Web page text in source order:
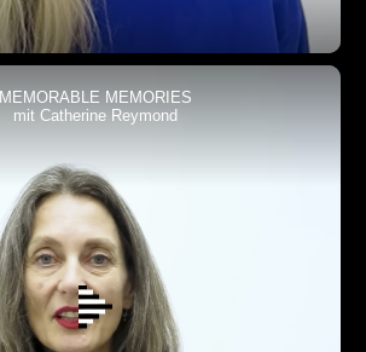
MEMORABLE MEMORIES
mit Catherine Reymond